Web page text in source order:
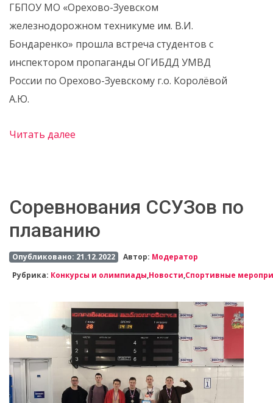
ГБПОУ МО «Орехово-Зуевском
железнодорожном техникуме им. В.И.
Бондаренко» прошла встреча студентов с
инспектором пропаганды ОГИБДД УМВД
России по Орехово-Зуевскому г.о. Королёвой
А.Ю.
Читать далее
Соревнования ССУЗов по
плаванию
Опубликовано: 21.12.2022 Автор: Модератор
Рубрика: Конкурсы и олимпиады,Новости,Спортивные